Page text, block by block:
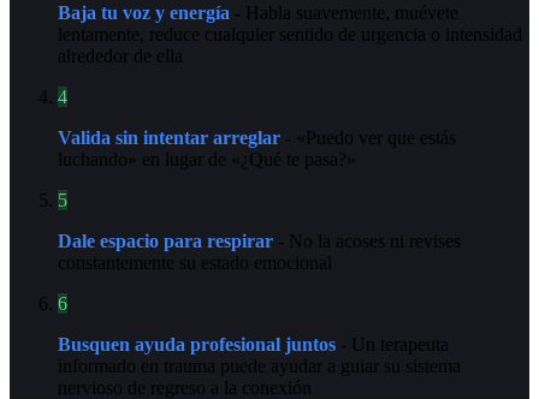
Baja tu voz y energía - Habla suavemente, muévete
lentamente, reduce cualquier sentido de urgencia o intensidad
alrededor de ella
4
Valida sin intentar arreglar - «Puedo ver que estás
luchando» en lugar de «¿Qué te pasa?»
5
Dale espacio para respirar - No la acoses ni revises
constantemente su estado emocional
6
Busquen ayuda profesional juntos - Un terapeuta
informado en trauma puede ayudar a guiar su sistema
nervioso de regreso a la conexión